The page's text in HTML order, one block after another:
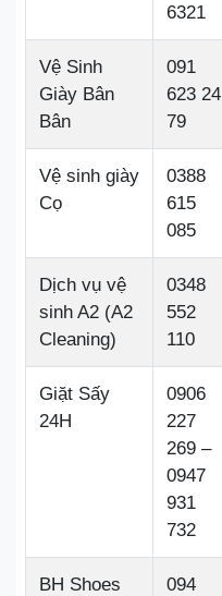
6321
Vệ Sinh
Giày Bân
Bân
091
623 24
79
Vệ sinh giày
Cọ
0388
615
085
Dịch vụ vệ
sinh A2 (A2
Cleaning)
0348
552
110
Giặt Sấy
24H
0906
227
269 –
0947
931
732
BH Shoes
094